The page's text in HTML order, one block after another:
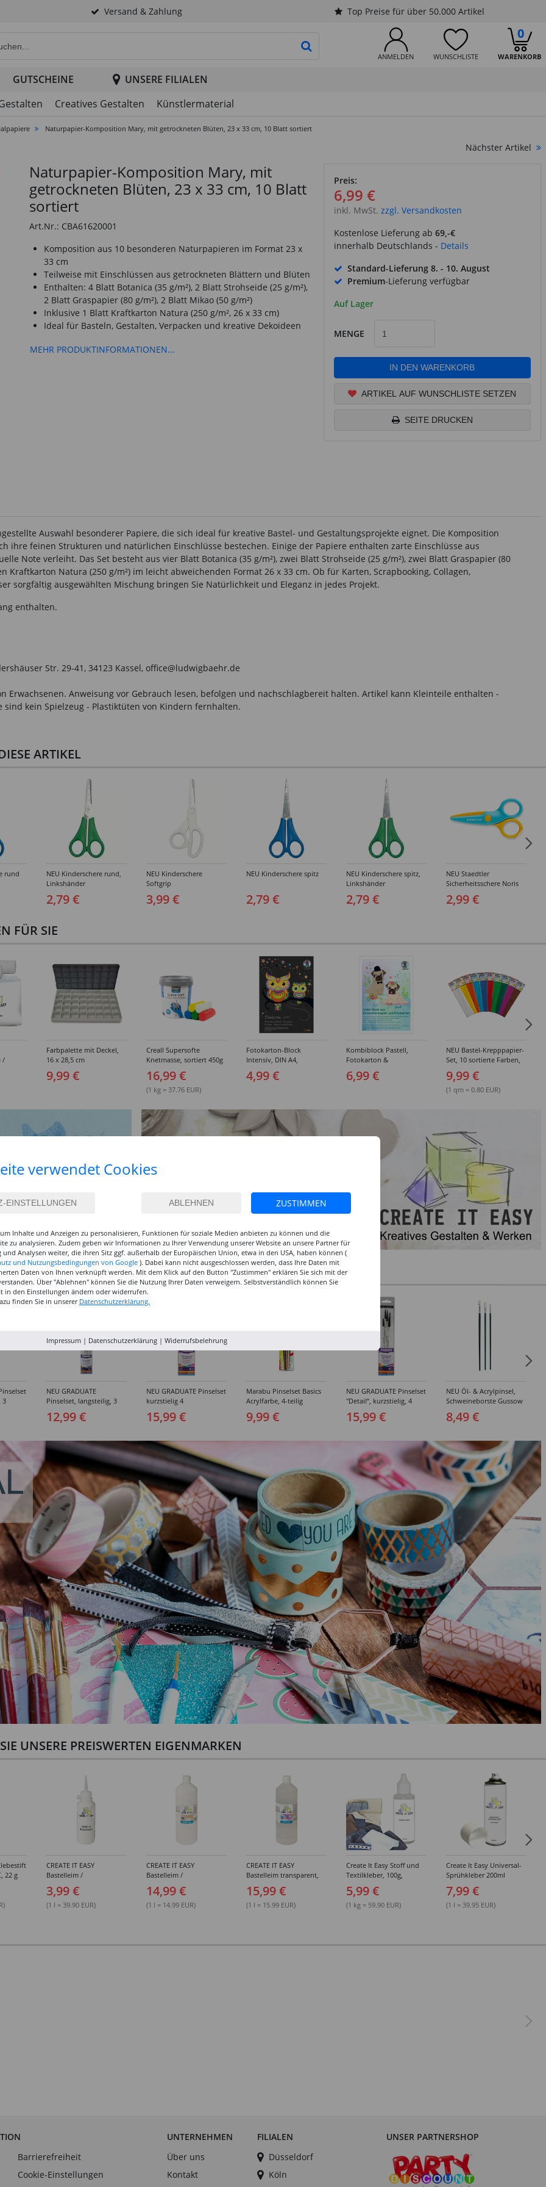
Versand & Zahlung Top Preise für über 50.000 Artikel
ANMELDEN WUNSCHLISTE WARENKORB
0
PRODUKTSUCHE STARTEN
GUTSCHEINE
UNSERE FILIALEN
Creatives Gestalten Künstlermaterial
Naturpapier-Komposition Mary, mit getrockneten Blüten, 23 x 33 cm, 10 Blatt sortiert
Nächster Artikel
Naturpapier-Komposition Mary, mit
getrockneten Blüten, 23 x 33 cm, 10 Blatt
sortiert
Art.Nr.: CBA61620001
Komposition aus 10 besonderen Naturpapieren im Format 23 x
33 cm
Teilweise mit Einschlüssen aus getrockneten Blättern und Blüten
Enthalten: 4 Blatt Botanica (35 g/m²), 2 Blatt Strohseide (25 g/m²),
2 Blatt Graspapier (80 g/m²), 2 Blatt Mikao (50 g/m²)
Inklusive 1 Blatt Kraftkarton Natura (250 g/m², 26 x 33 cm)
Ideal für Basteln, Gestalten, Verpacken und kreative Dekoideen
MEHR PRODUKTINFORMATIONEN...
Preis:
6,99 €
inkl. MwSt. zzgl. Versandkosten
Kostenlose Lieferung ab 69,-€
innerhalb Deutschlands - Details
Standard-Lieferung 8. - 10. August
Premium-Lieferung verfügbar
Auf Lager
MENGE
IN DEN WARENKORB
ARTIKEL AUF WUNSCHLISTE SETZEN
SEITE DRUCKEN
Auswahl besonderer Papiere, die sich ideal für kreative Bastel- und Gestaltungsprojekte eignet. Die Komposition
ihre feinen Strukturen und natürlichen Einschlüsse bestechen. Einige der Papiere enthalten zarte Einschlüsse aus
Note verleiht. Das Set besteht aus vier Blatt Botanica (35 g/m²), zwei Blatt Strohseide (25 g/m²), zwei Blatt Graspapier (80
Kraftkarton Natura (250 g/m²) im leicht abweichenden Format 26 x 33 cm. Ob für Karten, Scrapbooking, Collagen,
sorgfältig ausgewählten Mischung bringen Sie Natürlichkeit und Eleganz in jedes Projekt.
enthalten.
Str. 29-41, 34123 Kassel, office@ludwigbaehr.de
Anweisung vor Gebrauch lesen, befolgen und nachschlagbereit halten. Artikel kann Kleinteile enthalten -
kein Spielzeug - Plastiktüten von Kindern fernhalten.
ARTIKEL
rund
NEU Kinderschere rund,
Linkshänder
2,79 €
NEU Kinderschere
Softgrip
3,99 €
NEU Kinderschere spitz
2,79 €
NEU Kinderschere spitz,
Linkshänder
2,79 €
NEU Staedtler
Sicherheitsschere Noris
Junior
2,99 €
FÜR SIE
/
Farbpalette mit Deckel,
16 x 28,5 cm
9,99 €
Creall Supersofte
Knetmasse, sortiert 450g
16,99 €
(1 kg = 37.76 EUR)
Fotokarton-Block
Intensiv, DIN A4,
300g/qm, 10 Blatt, 10
sortierte Farben
4,99 €
Kombiblock Pastell,
Fotokarton &
Tonzeichenpapier, 10 +
10 Blatt, 23 x 33 cm,
6,99 €
NEU Bastel-Krepppapier-
Set, 10 sortierte Farben,
je 50x250cm
9,99 €
(1 qm = 0.80 EUR)
3
NEU GRADUATE
Pinselset, langsteilig, 3
12,99 €
NEU GRADUATE Pinselset
kurzstielig 4
15,99 €
Marabu Pinselset Basics
Acrylfarbe, 4-teilig
9,99 €
NEU GRADUATE Pinselset
"Detail“, kurzstielig, 4
15,99 €
NEU Öl- & Acrylpinsel,
Schweineborste Gussow
8,49 €
UNSERE PREISWERTEN EIGENMARKEN
22 g
CREATE IT EASY
Bastelleim /
Buchbinderleim, 100 ml
3,99 €
(1 l = 39.90 EUR)
CREATE IT EASY
Bastelleim /
Buchbinderleim, 1000 ml
14,99 €
(1 l = 14.99 EUR)
CREATE IT EASY
Bastelleim transparent,
ohne Lösungsmittel,
1000 ml
15,99 €
(1 l = 15.99 EUR)
Create It Easy Stoff und
Textilkleber, 100g,
Kunststoffflasche mit
Maldüse
5,99 €
(1 kg = 59.90 EUR)
Create It Easy Universal-
Sprühkleber 200ml
(permanent)
7,99 €
(1 l = 39.95 EUR)
Barrierefreiheit
Cookie-Einstellungen
UNTERNEHMEN
Über uns
Kontakt
FILIALEN
Düsseldorf
Köln
UNSER PARTNERSHOP
verwendet Cookies
ZUSTIMMEN
Inhalte und Anzeigen zu personalisieren, Funktionen für soziale Medien anbieten zu können und die
zu analysieren. Zudem geben wir Informationen zu Ihrer Verwendung unserer Website an unsere Partner für
und Analysen weiter, die ihren Sitz ggf. außerhalb der Europäischen Union, etwa in den USA, haben können (
und Nutzungsbedingungen von Google ). Dabei kann nicht ausgeschlossen werden, dass Ihre Daten mit
Daten von Ihnen verknüpft werden. Mit dem Klick auf den Button "Zustimmen" erklären Sie sich mit der
Über "Ablehnen" können Sie die Nutzung Ihrer Daten verweigern. Selbstverständlich können Sie
in den Einstellungen ändern oder widerrufen.
finden Sie in unserer Datenschutzerklärung.
Impressum| Datenschutzerklärung| Widerrufsbelehrung